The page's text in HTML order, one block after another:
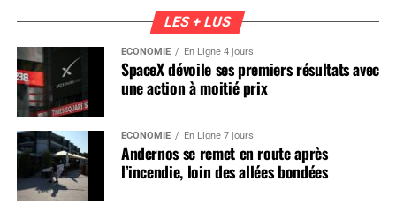
LES + LUS
ÉCONOMIE En Ligne 4 jours
SpaceX dévoile ses premiers résultats avec
une action à moitié prix
ÉCONOMIE En Ligne 7 jours
Andernos se remet en route après
l’incendie, loin des allées bondées